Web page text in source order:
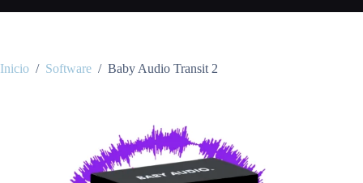
Inicio / Software / Baby Audio Transit 2